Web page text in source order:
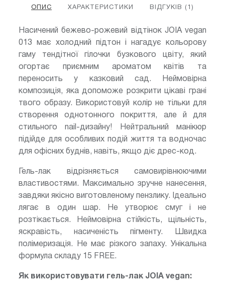
ОПИС ХАРАКТЕРИСТИКИ ВІДГУКІВ (1)
Насичений бежево-рожевий відтінок JOIA vegan
013 має холодний підтон і нагадує кольорову
гаму тендітної гілочки бузкового цвіту, який
огортає приємним ароматом квітів та
переносить у казковий сад. Неймовірна
композиція, яка допоможе розкрити цікаві грані
твого образу. Використовуй колір не тільки для
створення однотонного покриття, але й для
стильного nail-дизайну! Нейтральний манікюр
підійде для особливих подій життя та водночас
для офісних буднів, навіть, якщо діє дрес-код.
Гель-лак відрізняється самовирівнюючими
властивостями. Максимально зручне нанесення,
завдяки якісно виготовленому пензлику. Ідеально
лягає в один шар. Не утворює смуг і не
розтікається. Неймовірна стійкість, щільність,
яскравість, насиченість пігменту. Швидка
полімеризація. Не має різкого запаху. Унікальна
формула складу 15 FREE.
Як використовувати гель-лак JOIA vegan: